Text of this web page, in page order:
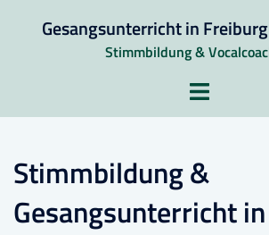
Gesangsunterricht in
Stimmbildung &
Menü
Stimmbildung &
Gesangsunterricht